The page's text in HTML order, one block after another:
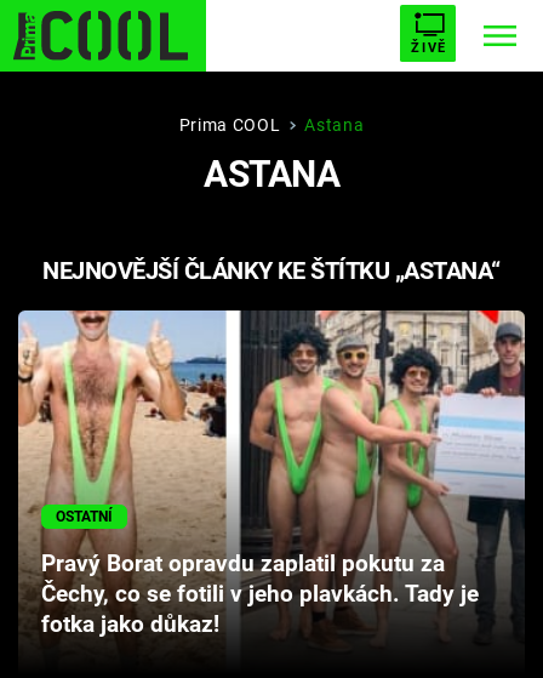
ŽIVĚ
STARHOUSE BUFFY, PŘEMOŽITELKA UPÍRŮ
PLNEJ KOTEL AVENGERS 5
Témata
Filmy
Seriály
Hry
Cool Esport
Pořady
Prima COOL Astana
ASTANA
NEJNOVĚJŠÍ ČLÁNKY KE ŠTÍTKU „ASTANA“
OSTATNÍ
Pravý Borat opravdu zaplatil pokutu za
Čechy, co se fotili v jeho plavkách. Tady je
fotka jako důkaz!